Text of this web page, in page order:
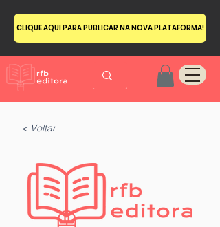
CLIQUE AQUI PARA PUBLICAR NA NOVA PLATAFORMA!
< Voltar